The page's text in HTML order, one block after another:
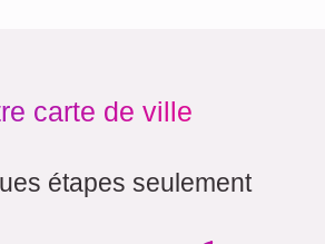
carte de ville
étapes seulement